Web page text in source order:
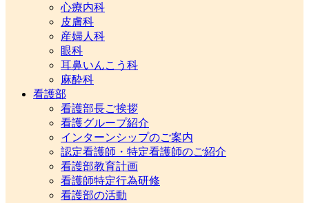
心療内科
皮膚科
産婦人科
眼科
耳鼻いんこう科
麻酔科
看護部
看護部長ご挨拶
看護グループ紹介
インターンシップのご案内
認定看護師・特定看護師のご紹介
看護部教育計画
看護師特定行為研修
看護部の活動